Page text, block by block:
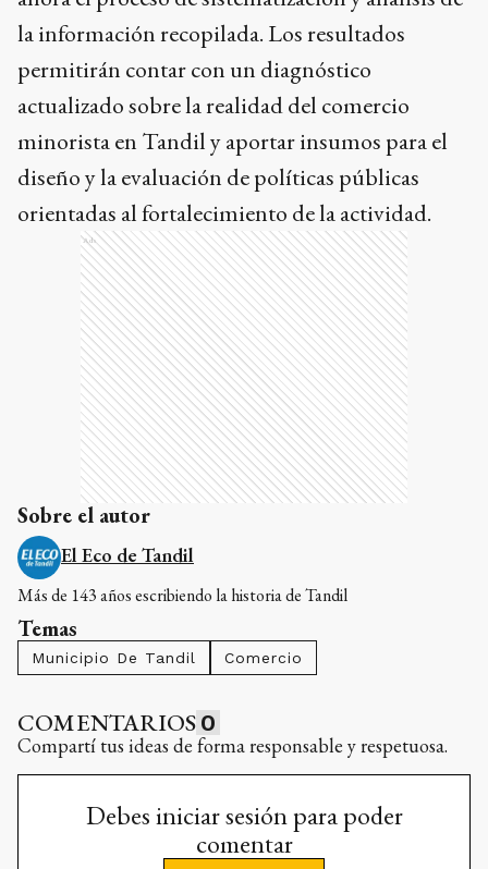
la información recopilada. Los resultados
permitirán contar con un diagnóstico
actualizado sobre la realidad del comercio
minorista en Tandil y aportar insumos para el
diseño y la evaluación de políticas públicas
orientadas al fortalecimiento de la actividad.
Ads
Sobre el autor
El Eco de Tandil
Más de 143 años escribiendo la historia de Tandil
Temas
Municipio De Tandil Comercio
COMENTARIOS 0
Compartí tus ideas de forma responsable y respetuosa.
Debes iniciar sesión para poder
comentar